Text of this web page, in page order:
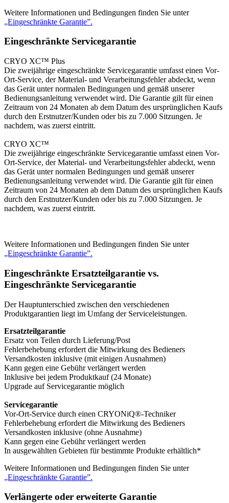
Weitere Informationen und Bedingungen finden Sie unter
„Eingeschränkte Garantie”.
Eingeschränkte Servicegarantie
CRYO XC™ Plus
Die zweijährige eingeschränkte Servicegarantie umfasst einen Vor-
Ort-Service, der Material- und Verarbeitungsfehler abdeckt, wenn
das Gerät unter normalen Bedingungen und gemäß unserer
Bedienungsanleitung verwendet wird. Die Garantie gilt für einen
Zeitraum von 24 Monaten ab dem Datum des ursprünglichen Kaufs
durch den Erstnutzer/Kunden oder bis zu 7.000 Sitzungen. Je
nachdem, was zuerst eintritt.
CRYO XC™
Die zweijährige eingeschränkte Servicegarantie umfasst einen Vor-
Ort-Service, der Material- und Verarbeitungsfehler abdeckt, wenn
das Gerät unter normalen Bedingungen und gemäß unserer
Bedienungsanleitung verwendet wird. Die Garantie gilt für einen
Zeitraum von 24 Monaten ab dem Datum des ursprünglichen Kaufs
durch den Erstnutzer/Kunden oder bis zu 7.000 Sitzungen. Je
nachdem, was zuerst eintritt.
Weitere Informationen und Bedingungen finden Sie unter
„Eingeschränkte Garantie”.
Eingeschränkte Ersatzteilgarantie vs.
Eingeschränkte Servicegarantie
Der Hauptunterschied zwischen den verschiedenen
Produktgarantien liegt im Umfang der Serviceleistungen.
Ersatzteilgarantie
Ersatz von Teilen durch Lieferung/Post
Fehlerbehebung erfordert die Mitwirkung des Bedieners
Versandkosten inklusive (mit einigen Ausnahmen)
Kann gegen eine Gebühr verlängert werden
Inklusive bei jedem Produktkauf (24 Monate)
Upgrade auf Servicegarantie möglich
Servicegarantie
Vor-Ort-Service durch einen CRYONiQ®-Techniker
Fehlerbehebung erfordert die Mitwirkung des Bedieners
Versandkosten inklusive (ohne Ausnahme)
Kann gegen eine Gebühr verlängert werden
In ausgewählten Gebieten für bestimmte Produkte erhältlich*
Weitere Informationen und Bedingungen finden Sie unter
„Eingeschränkte Garantie”.
Verlängerte oder erweiterte Garantie